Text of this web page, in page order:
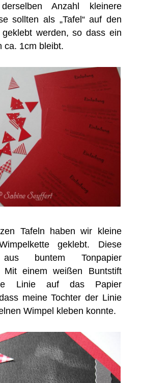
Anzahl kleinere
sollten als „Tafel“ auf den
werden, so dass ein
ca. 1cm bleibt.
Tafeln haben wir kleine
geklebt. Diese
buntem Tonpapier
Mit einem weißen Buntstift
Linie auf das Papier
meine Tochter der Linie
Wimpel kleben konnte.